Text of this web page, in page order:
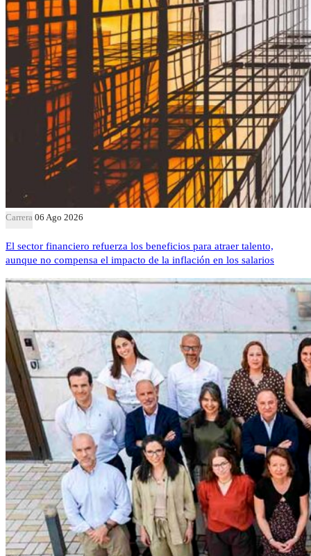
Carrera 06 Ago 2026
El sector financiero refuerza los beneficios para atraer talento,
aunque no compensa el impacto de la inflación en los salarios